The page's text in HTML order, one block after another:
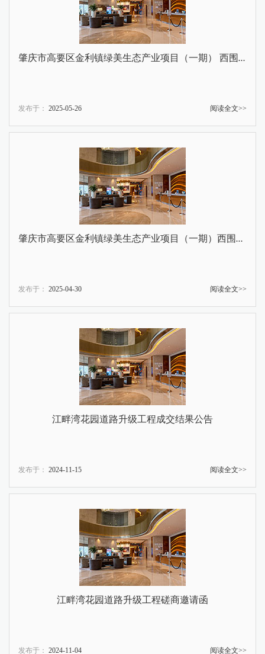
肇庆市高要区金利镇绿美生态产业项目（一期） 西围涌金利段河道治理工程（监理） 中标候选人公示
发布于： 2025-05-26 阅读全文>>
肇庆市高要区金利镇绿美生态产业项目（一期）西围涌金利段河道治理工程（监理）招标公告
发布于： 2025-04-30 阅读全文>>
江畔湾花园道路升级工程成交结果公告
发布于： 2024-11-15 阅读全文>>
江畔湾花园道路升级工程磋商邀请函
发布于： 2024-11-04 阅读全文>>